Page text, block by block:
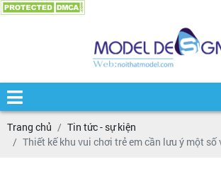
Trang chủ
Tin tức - sự kiện
Thiết kế khu vui chơi trẻ em cần lưu ý một số